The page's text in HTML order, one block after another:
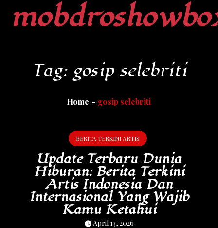
Tag: gosip selebriti
Home gosip selebriti
BERITA TERKINI ARTIS
Update Terbaru Dunia
Hiburan: Berita Terkini
Artis Indonesia Dan
Internasional Yang Wajib
Kamu Ketahui
April 13, 2026